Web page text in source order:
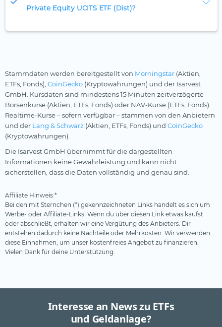
Private Equity UCITS ETF (Dist)?
Stammdaten werden bereitgestellt von Morningstar (Aktien,
ETFs, Fonds), CoinGecko (Kryptowährungen) und der Isarvest
GmbH. Kursdaten sind mindestens 15 Minuten zeitverzögerte
Börsenkurse (Aktien, ETFs, Fonds) oder NAV-Kurse (ETFs, Fonds).
Realtime-Kurse – sofern verfügbar – stammen von den Anbietern
und der Lang & Schwarz (Aktien, ETFs, Fonds) und CoinGecko
(Kryptowährungen).
Die Isarvest GmbH übernimmt für die dargestellten
Informationen keine Gewährleistung und kann nicht
sicherstellen, dass die Daten vollständig und genau sind.
Affiliate Hinweis *
Bei den mit Sternchen (*) gekennzeichneten Links handelt es sich um
Werbe- oder Affiliate-Links. Wenn du über diesen Link etwas kaufst
oder abschließt, erhalten wir eine Vergütung des Anbieters. Dir
entstehen dadurch keine Nachteile oder Mehrkosten. Wir verwenden
diese Einnahmen, um unser kostenfreies Angebot zu finanzieren.
Vielen Dank für deine Unterstützung.
Interesse an News zu ETFs
und Geldanlage?